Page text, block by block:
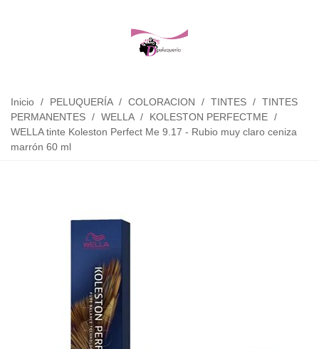
Inicio / PELUQUERÍA / COLORACION / TINTES / TINTES
PERMANENTES / WELLA / KOLESTON PERFECTME /
WELLA tinte Koleston Perfect Me 9.17 - Rubio muy claro ceniza
marrón 60 ml